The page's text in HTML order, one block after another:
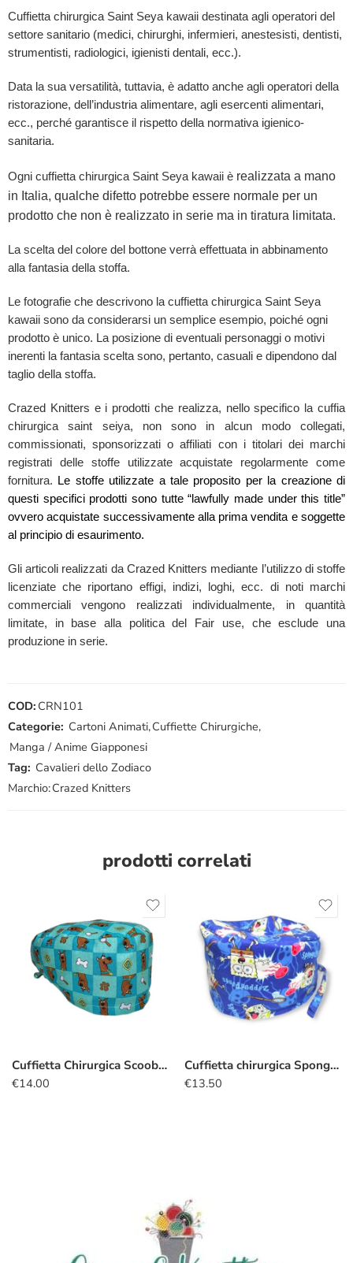
Cuffietta chirurgica Saint Seya kawaii destinata agli operatori del
settore sanitario (medici, chirurghi, infermieri, anestesisti, dentisti,
strumentisti, radiologici, igienisti dentali, ecc.).
Data la sua versatilità, tuttavia, è adatto anche agli operatori della
ristorazione, dell’industria alimentare, agli esercenti alimentari,
ecc., perché garantisce il rispetto della normativa igienico-
sanitaria.
Ogni cuffietta chirurgica Saint Seya kawaii è realizzata a mano
in Italia, qualche difetto potrebbe essere normale per un
prodotto che non è realizzato in serie ma in tiratura limitata.
La scelta del colore del bottone verrà effettuata in abbinamento
alla fantasia della stoffa.
Le fotografie che descrivono la cuffietta chirurgica Saint Seya
kawaii sono da considerarsi un semplice esempio, poiché ogni
prodotto è unico. La posizione di eventuali personaggi o motivi
inerenti la fantasia scelta sono, pertanto, casuali e dipendono dal
taglio della stoffa.
Crazed Knitters e i prodotti che realizza, nello specifico la cuffia
chirurgica saint seiya, non sono in alcun modo collegati,
commissionati, sponsorizzati o affiliati con i titolari dei marchi
registrati delle stoffe utilizzate acquistate regolarmente come
fornitura.
Le stoffe utilizzate a tale proposito per la creazione di
questi specifici prodotti sono tutte “lawfully made under this title”
ovvero acquistate successivamente alla prima vendita e soggette
al principio di esaurimento.
Gli articoli realizzati da Crazed Knitters mediante l’utilizzo di stoffe
licenziate che riportano effigi, indizi, loghi, ecc. di noti marchi
commerciali vengono realizzati individualmente, in quantità
limitate, in base alla politica del Fair use, che esclude una
produzione in serie.
COD: CRN101
Categorie: Cartoni Animati,Cuffiette Chirurgiche,
Manga / Anime Giapponesi
Tag: Cavalieri dello Zodiaco
Marchio:Crazed Knitters
prodotti correlati
Cuffietta Chirurgica Scooby-Doo turchese
€14.00
Cuffietta chirurgica Spongebob
€13.50